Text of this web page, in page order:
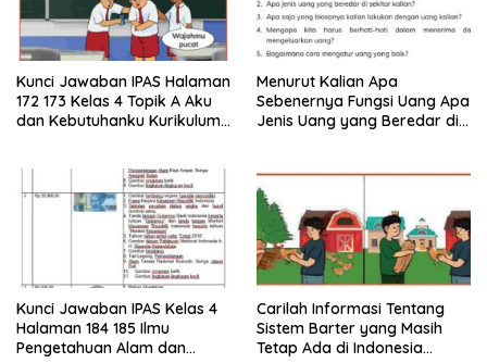
Kunci Jawaban IPAS Halaman
172 173 Kelas 4 Topik A Aku
dan Kebutuhanku Kurikulum
Menurut Kalian Apa
Sebenernya Fungsi Uang Apa
Jenis Uang yang Beredar di
Kunci Jawaban IPAS Kelas 4
Halaman 184 185 Ilmu
Pengetahuan Alam dan
Carilah Informasi Tentang
Sistem Barter yang Masih
Tetap Ada di Indonesia